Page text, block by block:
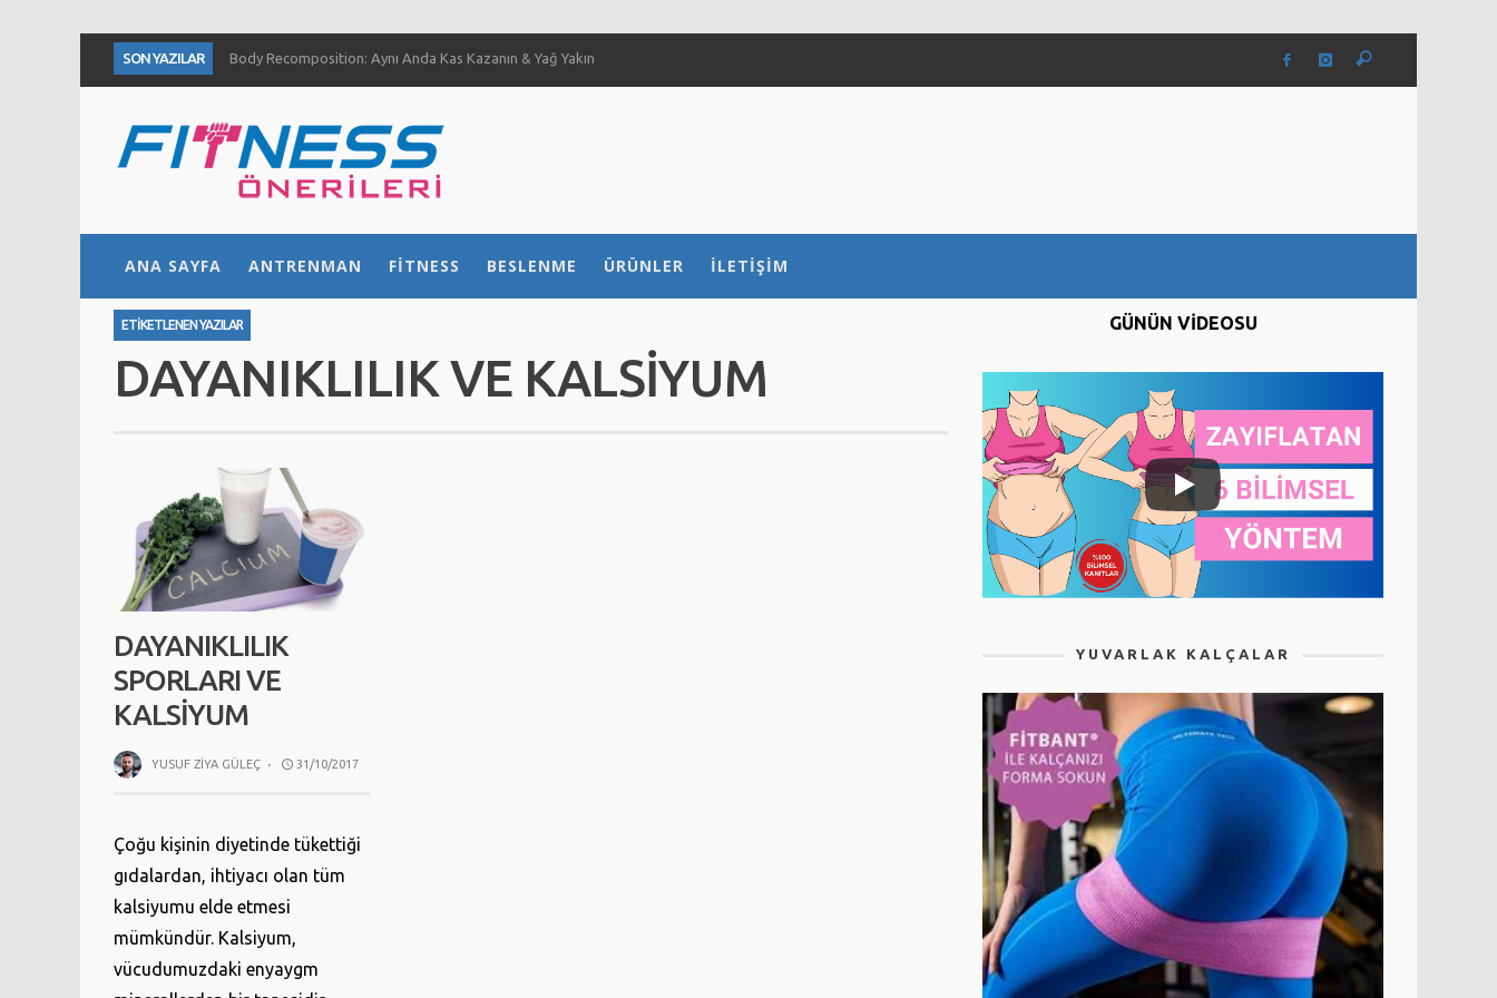
SON YAZILAR Body Recomposition: Aynı Anda Kas Kazanın & Yağ Yakın
Aç Karnına Egzersiz Daha Fazla Yağ Kaybı Sağlar Mı?
Temiz Büyüme (Clean Bulk) Nedir? Nasıl Yapılır?
Definasyon dönemi kas ve kuvvet gelişimini nasıl etkiliyor?
1 Ayda Ne Kadar Kas Kazanabilirsiniz?
ANA SAYFA ANTRENMAN FITNESS BESLENME ÜRÜNLER İLETIŞIM
ETIKETLENEN YAZILAR
DAYANIKLILIK VE KALSIYUM
DAYANIKLILIK
SPORLARI VE
KALSIYUM
YUSUF ZIYA GÜLEÇ · 31/10/2017
Çoğu kişinin diyetinde tükettiği
gıdalardan, ihtiyacı olan tüm
kalsiyumu elde etmesi
mümkündür. Kalsiyum,
vücudumuzdaki enyaygm
GÜNÜN VİDEOSU
YUVARLAK KALÇALAR